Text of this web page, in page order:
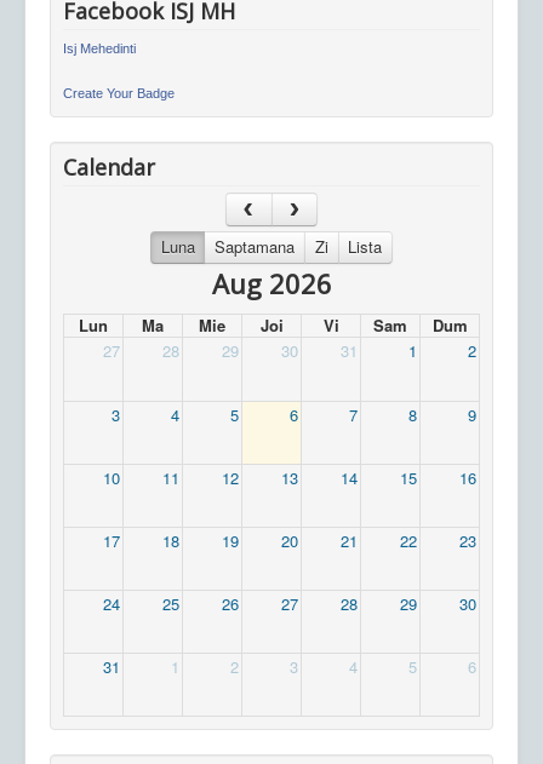
Facebook ISJ MH
Isj Mehedinti
Create Your Badge
Calendar
Luna Saptamana Zi Lista
Aug 2026
Lun Ma Mie Joi Vi Sam
Dum
27
28 29 30 31 1 2
3 4 5 6 7 8 9
10 11 12 13 14 15 16
17 18 19 20 21 22 23
24 25 26 27 28 29 30
31 1 2 3 4 5 6